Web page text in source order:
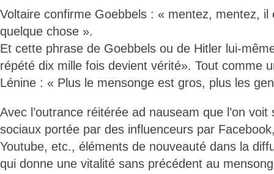
Voltaire confirme Goebbels : « mentez, mentez, il
quelque chose ».
Et cette phrase de Goebbels ou de Hitler lui-
répété dix mille fois devient vérité». Tout comme
Lénine : « Plus le mensonge est gros, plus les
Avec l’outrance réitérée ad nauseam que l’on
sociaux portée par des influenceurs par
Youtube, etc., éléments de nouveauté dans la
qui donne une vitalité sans précédent au